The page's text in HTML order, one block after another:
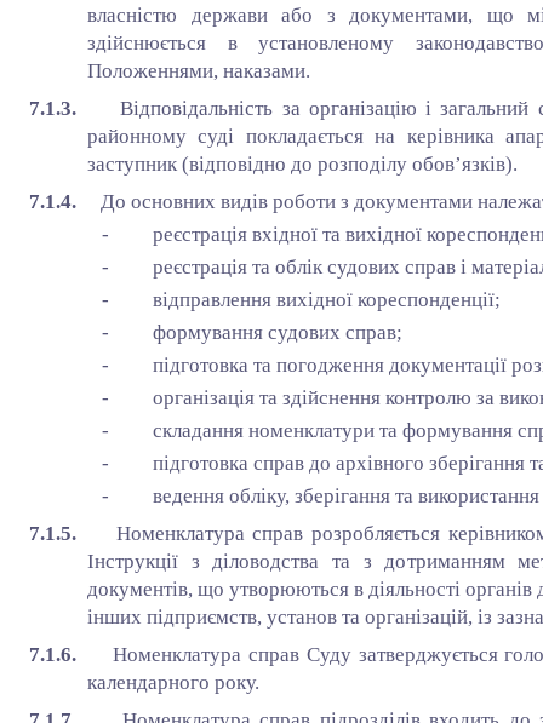
власністю держави або з документами, що
здійснюється в установленому
Положеннями, наказами.
7.1.3.Відповідальність за організацію і
районному суді покладається на керівника
заступник (відповідно до розподілу обов’язків).
7.1.4. До основних видів роботи з документами
- реєстрація вхідної та вихідної
- реєстрація та облік судових справ і
- відправлення вихідної кореспонденції;
- формування судових справ;
- підготовка та погодження документації
- організація та здійснення контролю за
- складання номенклатури та формування
- підготовка справ до архівного зберігання
- ведення обліку, зберігання та використання
7.1.5. Номенклатура справ розробляється
Інструкції з діловодства та з дотриманням
документів, що утворюються в діяльності
інших підприємств, установ та організацій, із
7.1.6. Номенклатура справ Суду затверджується
календарного року.